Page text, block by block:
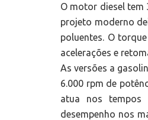
O motor diesel tem
projeto moderno
poluentes. O
acelerações e
As versões a
6.000 rpm de
atua nos tempos
desempenho nos